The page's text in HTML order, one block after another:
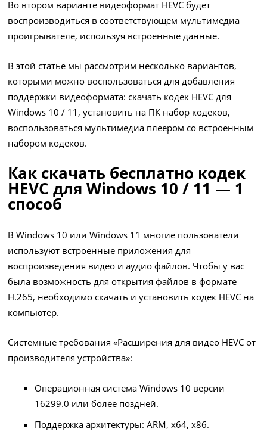
Во втором варианте видеоформат HEVC будет
воспроизводиться в соответствующем мультимедиа
проигрывателе, используя встроенные данные.
В этой статье мы рассмотрим несколько вариантов,
которыми можно воспользоваться для добавления
поддержки видеоформата: скачать кодек HEVC для
Windows 10 / 11, установить на ПК набор кодеков,
воспользоваться мультимедиа плеером со встроенным
набором кодеков.
Как скачать бесплатно кодек
HEVC для Windows 10 / 11 — 1
способ
В Windows 10 или Windows 11 многие пользователи
используют встроенные приложения для
воспроизведения видео и аудио файлов. Чтобы у вас
была возможность для открытия файлов в формате
H.265, необходимо скачать и установить кодек HEVC на
компьютер.
Системные требования «Расширения для видео HEVC от
производителя устройства»:
Операционная система Windows 10 версии
16299.0 или более поздней.
Поддержка архитектуры: ARM, x64, x86.